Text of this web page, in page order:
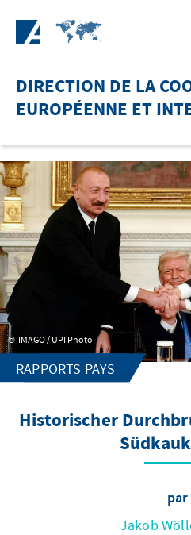
DIRECTION DE LA
EUROPÉENNE ET
IMAGO / UPI Photo
RAPPORTS PAYS
Historischer
par
Jakob